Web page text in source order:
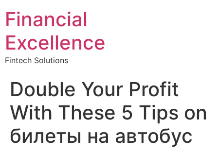
Financial
Excellence
Fintech Solutions
Double Your Profit
With These 5 Tips on
билеты на автобус